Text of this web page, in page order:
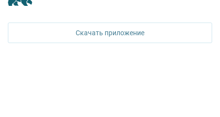
ул. Горького, 65, 0 подъезд, 3 этаж
Скачать приложение